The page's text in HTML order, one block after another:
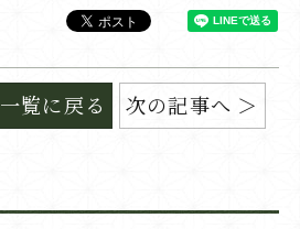
一覧に戻る 次の記事へ